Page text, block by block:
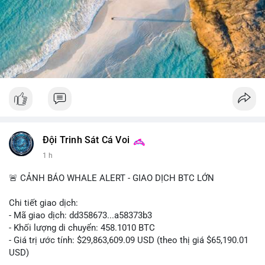
tâm hơn về xu hướng dài hạn. Không nên hành động vội vàng
dựa trên một giao dịch đơn lẻ, hãy quan sát thêm dòng tiền
trong 24-48 giờ để xác nhận xu hướng.
#52dot09btc #chuyenvilanh #tichluydaihan #mempoolbtc
#giaodichlon
Đội Trinh Sát Cá Voi
1 h
🚨 CẢNH BÁO WHALE ALERT - GIAO DỊCH BTC LỚN
Chi tiết giao dịch:
- Mã giao dịch: dd358673...a58373b3
- Khối lượng di chuyển: 458.1010 BTC
- Giá trị ước tính: $29,863,609.09 USD (theo thị giá $65,190.01
USD)